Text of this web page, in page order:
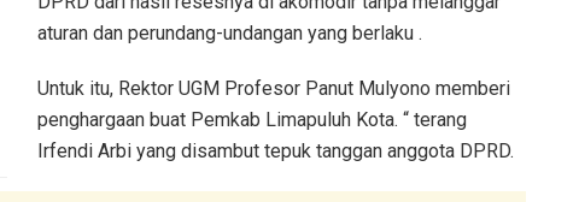
aturan dan perundang-undangan yang berlaku .
Untuk itu, Rektor UGM Profesor Panut Mulyono memberi
penghargaan buat Pemkab Limapuluh Kota. “ terang
Irfendi Arbi yang disambut tepuk tanggan anggota DPRD.